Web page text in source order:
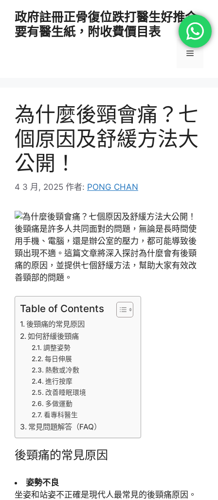
政府註冊正骨復位跌打醫生好推介
要有醫生紙，附收費價目表
選
為什麼後頸會痛？七
個原因及舒緩方法大
公開！
4 3 月, 2025 作者: PONG CHAN
後頸痛是許多人共同面對的問題，無論是長時間使
用手機、電腦，還是辦公室的壓力，都可能導致後
頸出現不適。這篇文章將深入探討為什麼會有後頸
痛的原因，並提供七個舒緩方法，幫助大家有效改
善頸部的問題。
Table of Contents
後頸痛的常見原因
如何舒緩後頸痛
調整姿勢
每日伸展
熱敷或冷敷
進行按摩
改善睡眠環境
多做運動
看專科醫生
常見問題解答（FAQ）
後頸痛的常見原因
姿勢不良
坐姿和站姿不正確是現代人最常見的後頸痛原因。